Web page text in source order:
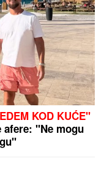
KOD KUĆE"
afere: "Ne mogu